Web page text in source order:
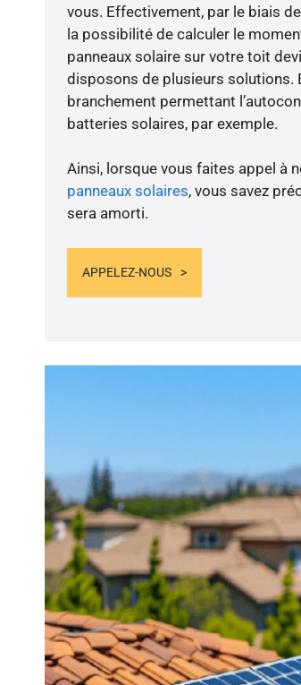
vous. Effectivement, par le biais
la possibilité de calculer le
panneaux solaire sur votre toit
disposons de plusieurs solutions.
branchement permettant
batteries solaires, par exemple.
Ainsi, lorsque vous faites appel à
panneaux solaires, vous savez
sera amorti.
APPELEZ-NOUS